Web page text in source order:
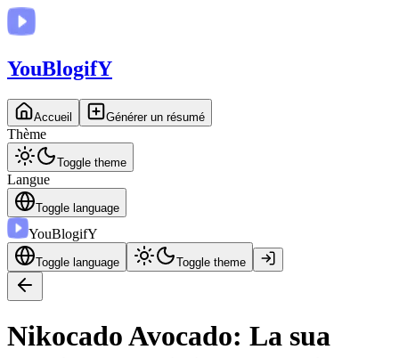
YouBlogifY
Accueil Générer un résumé
Thème
Toggle theme
Langue
Toggle language
YouBlogifY
Toggle language Toggle theme
Nikocado Avocado: La sua